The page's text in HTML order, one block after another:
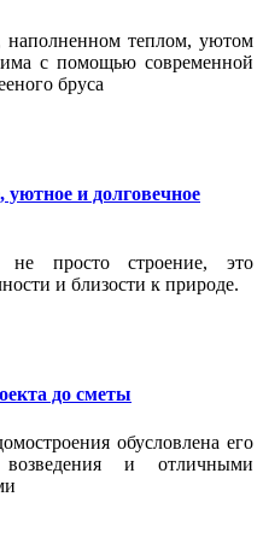
наполненном теплом, уютом
с помощью современной
бруса
и долговечное
просто строение, это
и близости к природе.
до сметы
обусловлена его
возведения и отличными